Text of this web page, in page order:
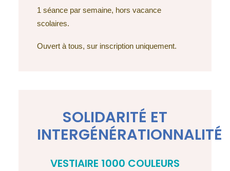
1 séance par semaine, hors vacance
scolaires.
Ouvert à tous, sur inscription uniquement.
SOLIDARITÉ ET
INTERGÉNÉRATIONNALITÉ
VESTIAIRE 1000 COULEURS